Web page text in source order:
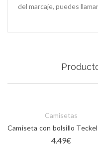
del marcaje, puedes
Camisetas
Camiseta con bolsillo
4.49€